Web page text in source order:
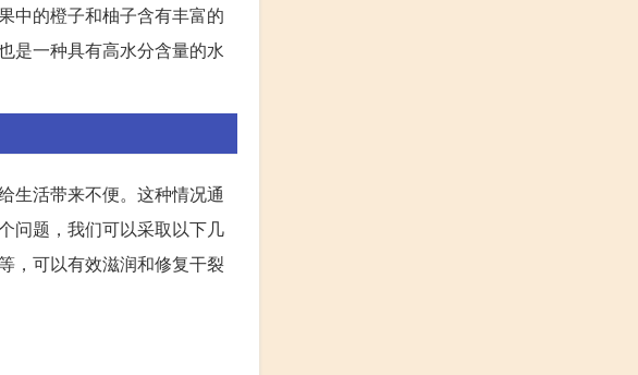
中的橙子和柚子含有丰富的
是一种具有高水分含量的水
生活带来不便。这种情况通
问题，我们可以采取以下几
，可以有效滋润和修复干裂